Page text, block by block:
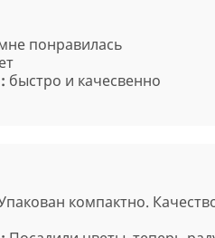
понравилась
быстро и качесвенно
компактно.